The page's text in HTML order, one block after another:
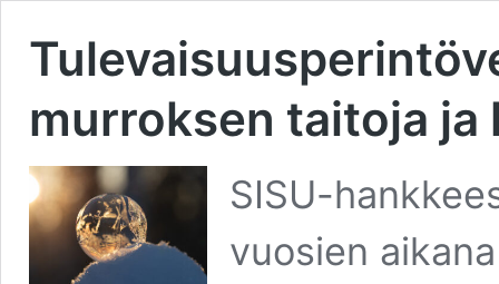
murroksen taitoja ja
SISU-
vuosien